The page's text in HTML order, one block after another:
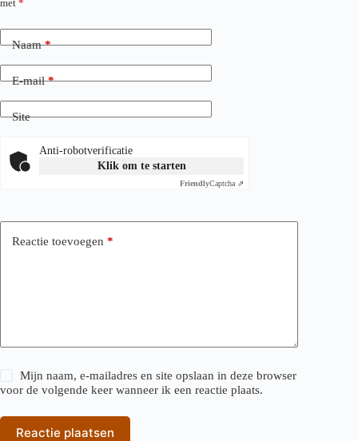
met *
Naam*
E-mail*
Site
Anti-robotverificatie
Klik om te starten
FriendlyCaptcha ⇗
Reactie toevoegen *
Mijn naam, e-mailadres en site opslaan in deze browser
voor de volgende keer wanneer ik een reactie plaats.
Reactie plaatsen